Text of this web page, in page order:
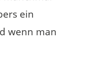
ein
wenn man